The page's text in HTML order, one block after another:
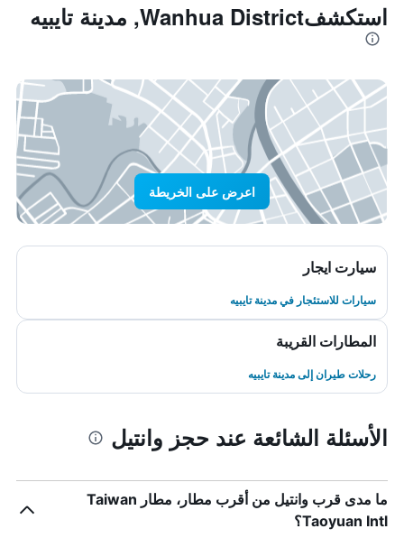
استكشفWanhua District, مدينة تايبيه
اعرض على الخريطة
سيارت ايجار
سيارات للاستئجار في مدينة تايبيه
المطارات القريبة
رحلات طيران إلى مدينة تايبيه
الأسئلة الشائعة عند حجز وانتيل
ما مدى قرب وانتيل من أقرب مطار، مطار Taiwan
Taoyuan Intl؟